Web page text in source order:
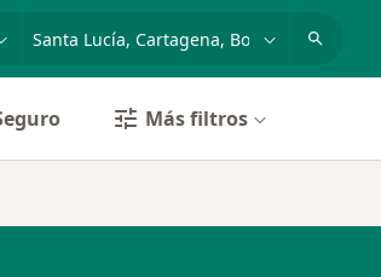
p. ej. Bogotá
Más filtros